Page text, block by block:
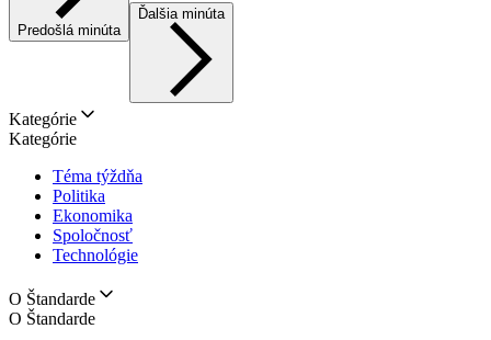
Predošlá minúta
Ďalšia minúta
Kategórie
Kategórie
Téma týždňa
Politika
Ekonomika
Spoločnosť
Technológie
O Štandarde
O Štandarde